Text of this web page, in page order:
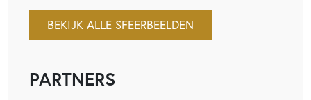
BEKIJK ALLE SFEERBEELDEN
PARTNERS